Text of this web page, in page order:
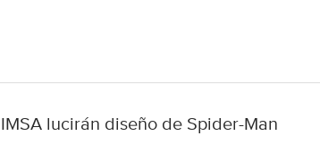
lucirán diseño de Spider-Man